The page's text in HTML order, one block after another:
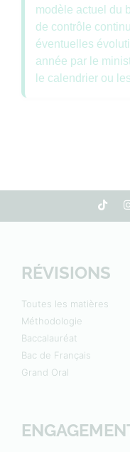
modèle actuel du
de contrôle
éventuelles
année par le
le calendrier ou
RÉVISIONS
Toutes les matières
Méthodologie
Baccalauréat
Bac de Français
Grand Oral